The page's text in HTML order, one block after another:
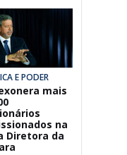
E PODER
mais
na
Diretora da